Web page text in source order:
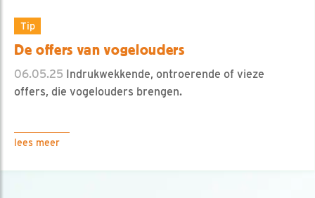
Tip
De offers van vogelouders
06.05.25 Indrukwekkende, ontroerende of vieze
offers, die vogelouders brengen.
lees meer